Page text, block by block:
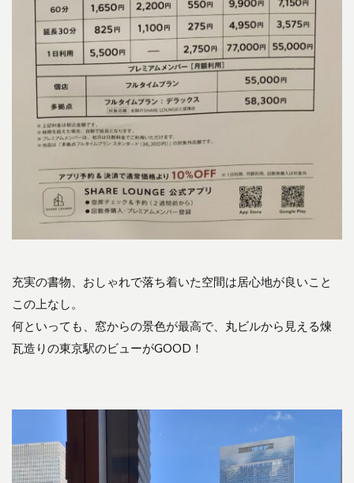
充実の書物、おしゃれで落ち着いた空間は居心地が良いこと
この上なし。
何といっても、窓からの景色が最高で、丸ビルから見える煉
瓦造りの東京駅のビューがGOOD！